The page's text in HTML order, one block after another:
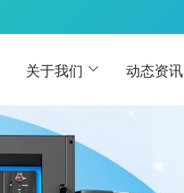
关于我们 动态资讯